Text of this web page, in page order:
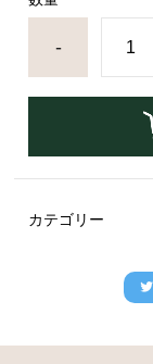
-
カテゴリー